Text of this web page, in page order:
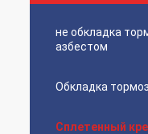
не обкладка
азбестом
Обкладка
Сплетенный